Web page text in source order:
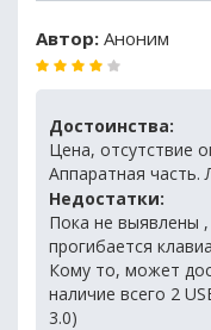
Автор: Аноним
Достоинства:
Цена, отсутствие
Аппаратная часть.
Недостатки:
Пока не выявлены
прогибается
Кому то, может
наличие всего 2
3.0)